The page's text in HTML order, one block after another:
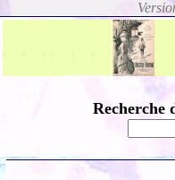
Recherche